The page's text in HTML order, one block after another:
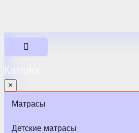
Каталог
×
Матрасы
Детские матрасы